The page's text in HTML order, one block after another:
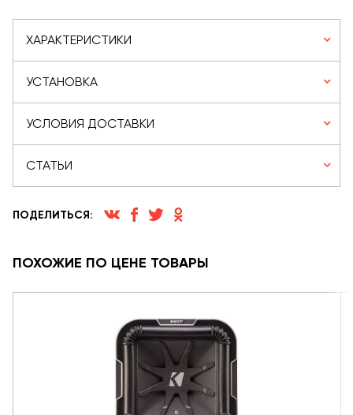
ХАРАКТЕРИСТИКИ
УСТАНОВКА
УСЛОВИЯ ДОСТАВКИ
СТАТЬИ
ПОДЕЛИТЬСЯ:
ПОХОЖИЕ ПО ЦЕНЕ ТОВАРЫ